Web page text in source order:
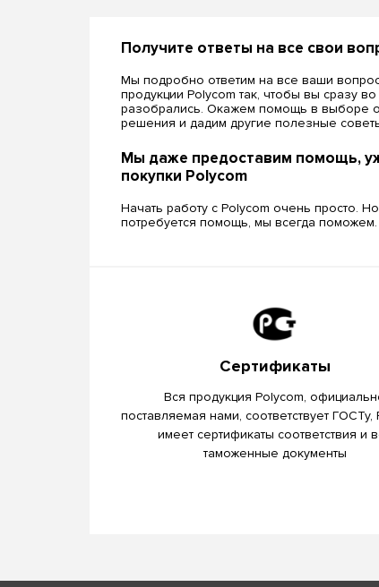
Получите ответы на все свои
Мы подробно ответим на все ваши
продукции Polycom так, чтобы вы сразу
разобрались. Окажем помощь в выборе
решения и дадим другие полезные
Мы даже предоставим помощь,
покупки Polycom
Начать работу с Polycom очень просто.
потребуется помощь, мы всегда поможем.
Сертификаты
Вся продукция Polycom,
поставляемая нами, соответствует ГОСТу,
имеет сертификаты соответствия и
таможенные документы